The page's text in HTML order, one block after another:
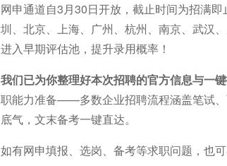
网申通道自3月30日开放，截止时间为招满
圳、北京、上海、广州、杭州、南京、武汉
进入早期评估池，提升录用概率！
我们已为你整理好本次招聘的官方信息与一
职能力准备——多数企业招聘流程涵盖笔试
底气，文末备考一键直达。
如有网申填报、选岗、备考等求职问题，也